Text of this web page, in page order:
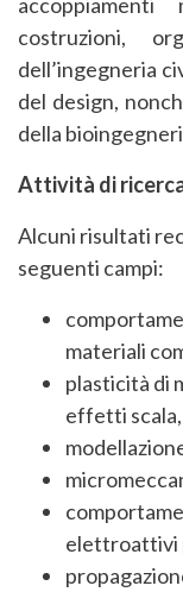
costruzioni,
dell’ingegneria
del design,
della
Attività di
Alcuni risultati
seguenti campi:
materiali
plasticità di
effetti scala,
elettroattivi